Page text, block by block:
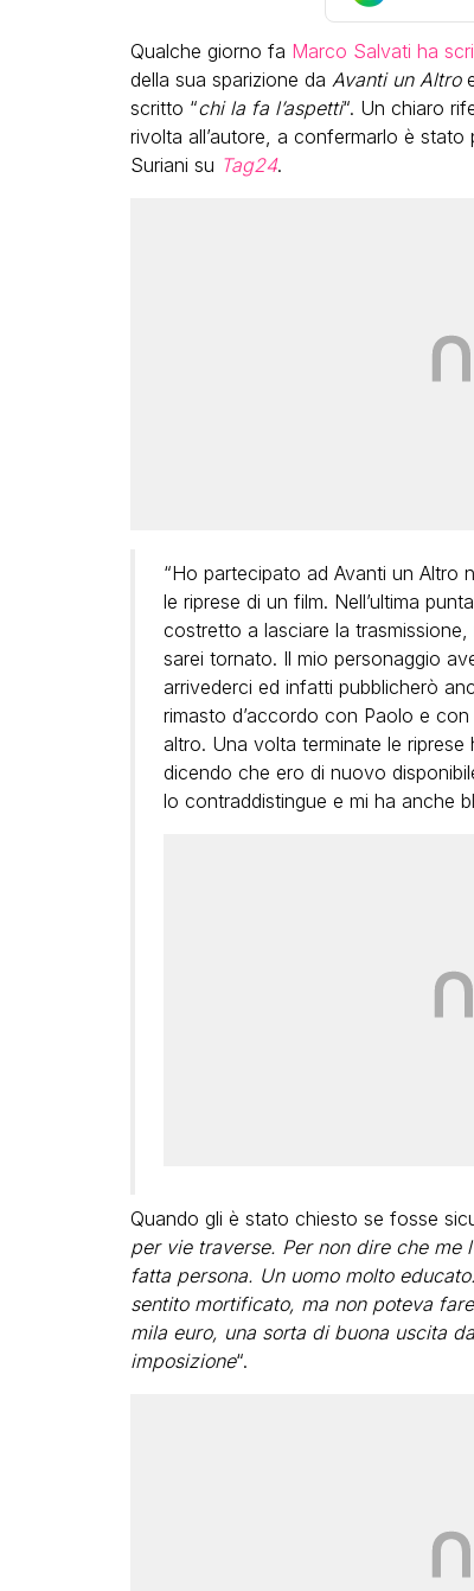
Qualche giorno fa Marco Salvati ha
della sua sparizione da Avanti un Altro
scritto “chi la fa l’aspetti“. Un chiaro
rivolta all’autore, a confermarlo è stato
Suriani su Tag24.
“Ho partecipato ad Avanti un Altro
le riprese di un film. Nell’ultima
costretto a lasciare la
sarei tornato. Il mio personaggio
arrivederci ed infatti pubblicherò
rimasto d’accordo con Paolo e
altro. Una volta terminate le
dicendo che ero di nuovo
lo contraddistingue e mi ha anche
Quando gli è stato chiesto se fosse
per vie traverse. Per non dire che me
fatta persona. Un uomo molto
sentito mortificato, ma non poteva
mila euro, una sorta di buona uscita
imposizione“.